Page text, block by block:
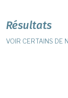
Résultats
VOIR CERTAINS DE